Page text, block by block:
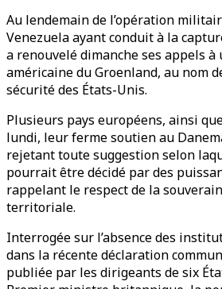
Au lendemain de l’opération
Venezuela ayant conduit à la
a renouvelé dimanche ses appels
américaine du Groenland, au nom
sécurité des États-Unis.
Plusieurs pays européens, ainsi
lundi, leur ferme soutien au
rejetant toute suggestion selon
pourrait être décidé par des
rappelant le respect de la
territoriale.
Interrogée sur l’absence des
dans la récente déclaration
publiée par les dirigeants de six